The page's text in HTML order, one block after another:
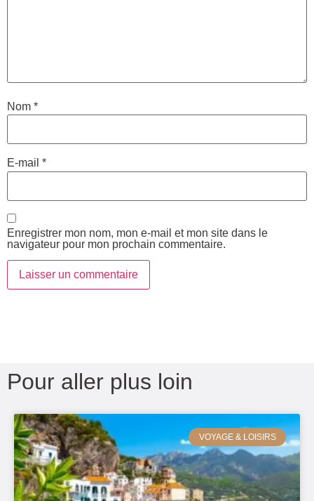
Nom *
E-mail *
Enregistrer mon nom, mon e-mail et mon site dans le
navigateur pour mon prochain commentaire.
Pour aller plus loin
VOYAGE & LOISIRS